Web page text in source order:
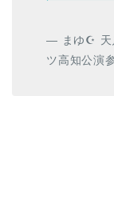
— まゆ☪︎ 天
ツ高知公演